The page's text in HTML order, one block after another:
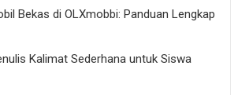
Bekas di OLXmobbi: Panduan Lengkap
Kalimat Sederhana untuk Siswa